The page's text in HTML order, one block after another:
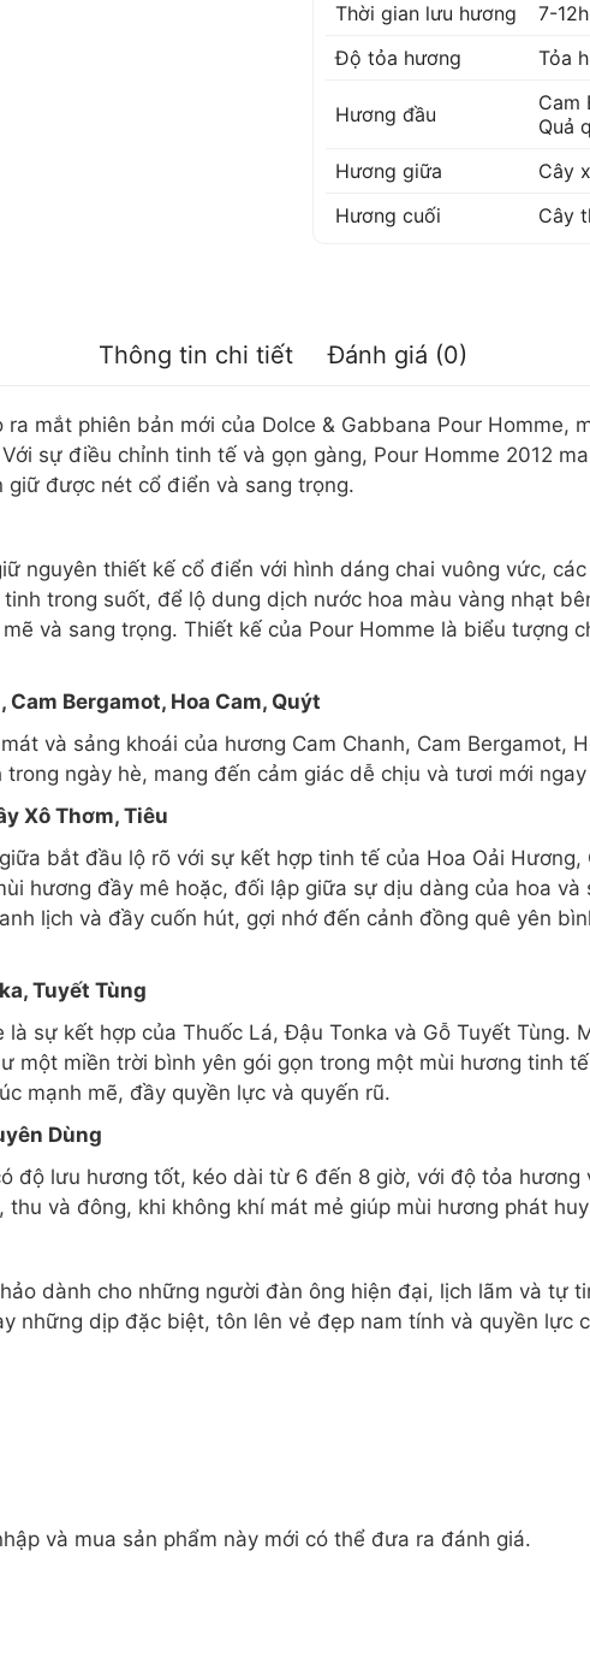
Thời gian lưu hương
7-12h
Độ tỏa hương
Tỏa
Hương đầu Cam
Quả
Hương giữa
Cây
Hương cuối
Cây
Thông tin chi tiết Đánh giá (0)
ra mắt phiên bản mới của Dolce & Gabbana Pour Homme,
sự điều chỉnh tinh tế và gọn gàng, Pour Homme 2012
được nét cổ điển và sang trọng.
nguyên thiết kế cổ điển với hình dáng chai vuông vức,
trong suốt, để lộ dung dịch nước hoa màu vàng nhạt
và sang trọng. Thiết kế của Pour Homme là biểu tượng
Bergamot, Hoa Cam, Quýt
và sảng khoái của hương Cam Chanh, Cam Bergamot,
ngày hè, mang đến cảm giác dễ chịu và tươi mới
Xô Thơm, Tiêu
bắt đầu lộ rõ với sự kết hợp tinh tế của Hoa Oải Hương,
hương đầy mê hoặc, đối lập giữa sự dịu dàng của hoa
lịch và đầy cuốn hút, gợi nhớ đến cảnh đồng quê yên
Tuyết Tùng
là sự kết hợp của Thuốc Lá, Đậu Tonka và Gỗ Tuyết Tùng.
một miền trời bình yên gói gọn trong một mùi hương tinh
mạnh mẽ, đầy quyền lực và quyến rũ.
Dùng
độ lưu hương tốt, kéo dài từ 6 đến 8 giờ, với độ tỏa
và đông, khi không khí mát mẻ giúp mùi hương phát
dành cho những người đàn ông hiện đại, lịch lãm và tự
những dịp đặc biệt, tôn lên vẻ đẹp nam tính và quyền lực
và mua sản phẩm này mới có thể đưa ra đánh giá.